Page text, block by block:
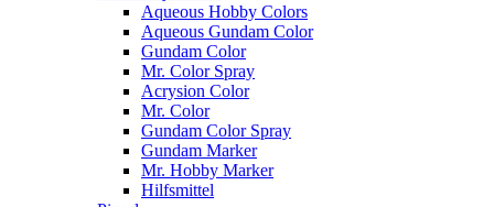
Aqueous Hobby Colors
Aqueous Gundam Color
Gundam Color
Mr. Color Spray
Acrysion Color
Mr. Color
Gundam Color Spray
Gundam Marker
Mr. Hobby Marker
Hilfsmittel